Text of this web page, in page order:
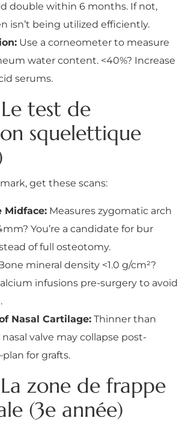
double within 6 months. If not,
isn’t being utilized efficiently.
Use a corneometer to measure
water content. <40%? Increase
serums.
test de
squelettique
get these scans:
Midface: Measures zygomatic arch
You’re a candidate for bur
of full osteotomy.
mineral density <1.0 g/cm²?
infusions pre-surgery to avoid
Nasal Cartilage: Thinner than
nasal valve may collapse post-
for grafts.
zone de frappe
(3e année)